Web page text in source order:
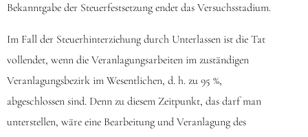
Bekanntgabe der Steuerfestsetzung endet das Versuchsstadium.
Im Fall der Steuerhinterziehung durch Unterlassen ist die Tat
vollendet, wenn die Veranlagungsarbeiten im zuständigen
Veranlagungsbezirk im Wesentlichen, d. h. zu 95 %,
abgeschlossen sind. Denn zu diesem Zeitpunkt, das darf man
unterstellen, wäre eine Bearbeitung und Veranlagung des